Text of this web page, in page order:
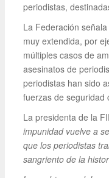
periodistas,
La Federación
muy extendida, por
múltiples casos de
asesinatos de
periodistas han sido
fuerzas de seguridad
La presidenta de la
impunidad vuelve a
que los periodistas
sangriento de la